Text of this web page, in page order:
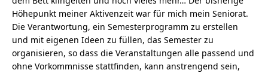
Höhepunkt meiner Aktivenzeit war für mich mein Seniorat.
Die Verantwortung, ein Semesterprogramm zu erstellen
und mit eigenen Ideen zu füllen, das Semester zu
organisieren, so dass die Veranstaltungen alle passend und
ohne Vorkommnisse stattfinden, kann anstrengend sein,